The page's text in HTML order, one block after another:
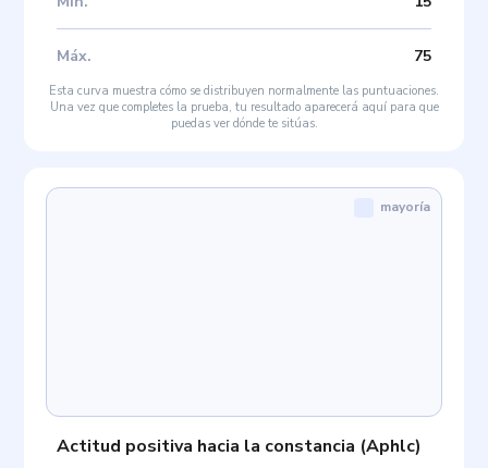
Máx. 75
Esta curva muestra cómo se distribuyen normalmente las puntuaciones.
Una vez que completes la prueba, tu resultado aparecerá aquí para que
puedas ver dónde te sitúas.
Actitud positiva hacia la constancia (Aphlc)
mayoría